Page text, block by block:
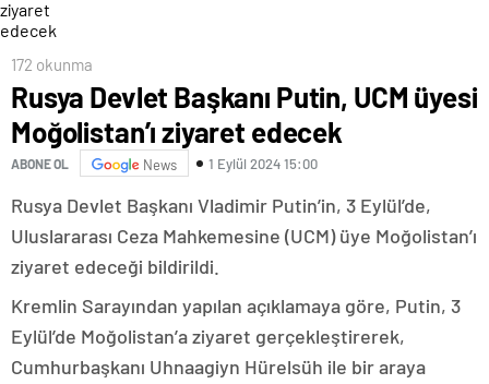
172 okunma
Rusya Devlet Başkanı Putin, UCM üyesi
Moğolistan’ı ziyaret edecek
ABONE OL News 1 Eylül 2024 15:00
Rusya Devlet Başkanı Vladimir Putin’in, 3 Eylül’de,
Uluslararası Ceza Mahkemesine (UCM) üye Moğolistan’ı
ziyaret edeceği bildirildi.
Kremlin Sarayından yapılan açıklamaya göre, Putin, 3
Eylül’de Moğolistan’a ziyaret gerçekleştirerek,
Cumhurbaşkanı Uhnaagiyn Hürelsüh ile bir araya